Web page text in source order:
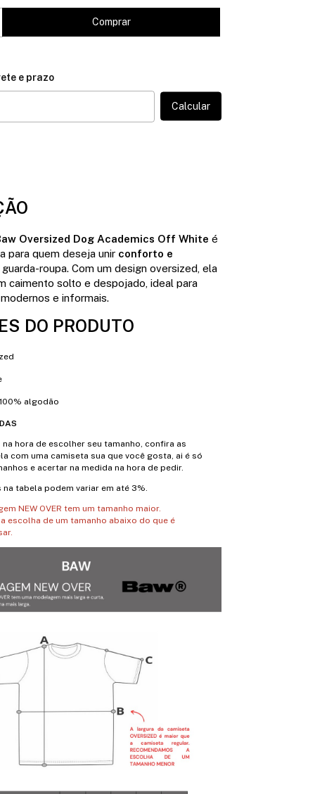
Calcular
Oversized Dog Academics Off White é
para quem deseja unir conforto e
roupa. Com um design oversized, ela
caimento solto e despojado, ideal para
e informais.
DO PRODUTO
algodão
na hora de escolher seu tamanho, confira as
com uma camiseta sua que você gosta, ai é só
e acertar na medida na hora de pedir.
tabela podem variar em até 3%.
NEW OVER tem um tamanho maior.
escolha de um tamanho abaixo do que é